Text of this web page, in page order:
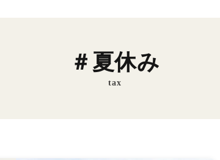
＃夏休み
tax